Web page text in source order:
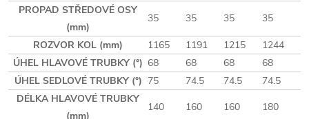
PROPAD STŘEDOVÉ OSY
(mm)
35 35 35 35
ROZVOR KOL (mm) 1165 1191 1215
1244
ÚHEL HLAVOVÉ TRUBKY (°) 68 68 68
68
ÚHEL SEDLOVÉ TRUBKY (°) 75 74.5 74.5
74.5
DÉLKA HLAVOVÉ TRUBKY
(mm)
140 160 160 180